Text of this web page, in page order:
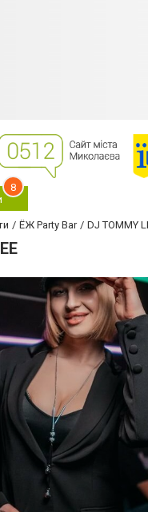
8
ЁЖ Party Bar DJ TOMMY